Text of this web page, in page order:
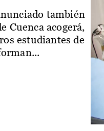
también
Cuenca acogerá,
estudiantes de